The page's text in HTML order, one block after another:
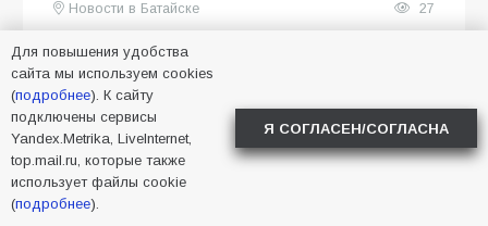
Новости в Батайске
27
Для повышения удобства
сайта мы используем cookies
(подробнее). К сайту
подключены сервисы
Yandex.Metrika, LiveInternet,
top.mail.ru, которые также
использует файлы cookie
(подробнее).
Я СОГЛАСЕН/СОГЛАСНА